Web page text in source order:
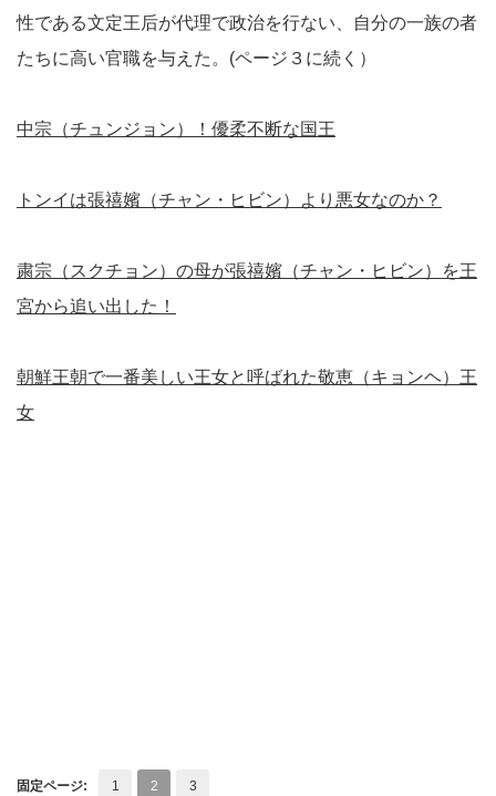
性である文定王后が代理で政治を行ない、自分の一族の者
たちに高い官職を与えた。(ページ３に続く）
中宗（チュンジョン）！優柔不断な国王
トンイは張禧嬪（チャン・ヒビン）より悪女なのか？
粛宗（スクチョン）の母が張禧嬪（チャン・ヒビン）を王
宮から追い出した！
朝鮮王朝で一番美しい王女と呼ばれた敬恵（キョンヘ）王
女
固定ページ: 1 2 3